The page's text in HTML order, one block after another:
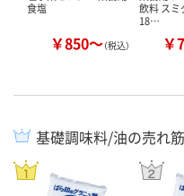
食塩
￥850～（税込）
飲料 スミ
18…
￥
基礎調味料/油の売れ